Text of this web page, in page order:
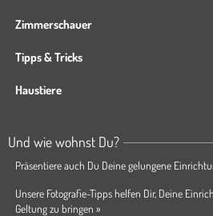
Zimmerschauer
Tipps & Tricks
Haustiere
Und wie wohnst Du?
Präsentiere auch Du Deine gelungene
Unsere Fotografie-Tipps helfen Dir, Deine
Geltung zu bringen »